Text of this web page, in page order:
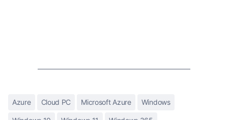
Azure Cloud PC Microsoft Azure Windows